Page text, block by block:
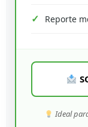
Reporte
Ideal